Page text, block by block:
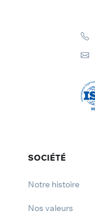
SOCIÉTÉ
Notre histoire
Nos valeurs